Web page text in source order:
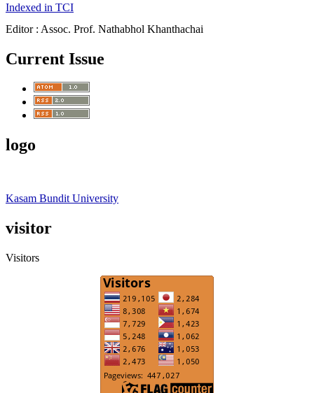
Indexed in TCI
Editor : Assoc. Prof. Nathabhol Khanthachai
Current Issue
logo
Kasam Bundit University
visitor
Visitors